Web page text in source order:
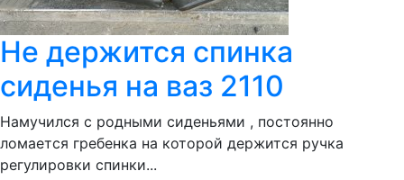
Не держится спинка
сиденья на ваз 2110
Намучился с родными сиденьями , постоянно
ломается гребенка на которой держится ручка
регулировки спинки...